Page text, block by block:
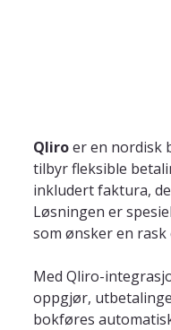
Qliro er en nordisk
tilbyr fleksible
inkludert faktura,
Løsningen er
som ønsker en
Med Qliro-
oppgjør,
bokføres